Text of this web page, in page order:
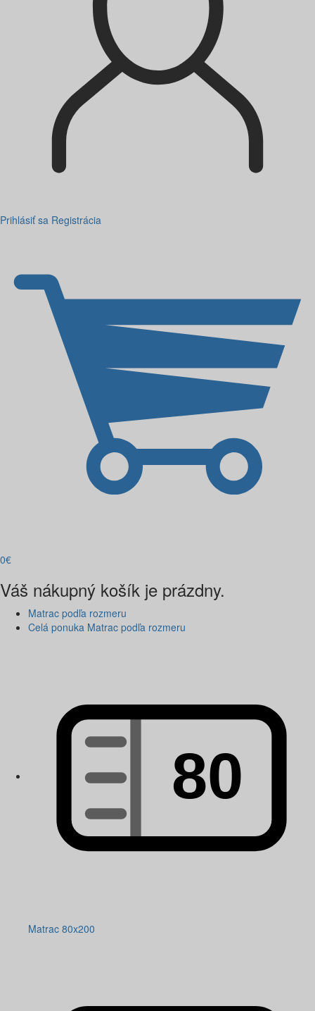
Prihlásiť sa Registrácia
0€
Váš nákupný košík je prázdny.
Matrac podľa rozmeru
Celá ponuka Matrac podľa rozmeru
Matrac 80x200